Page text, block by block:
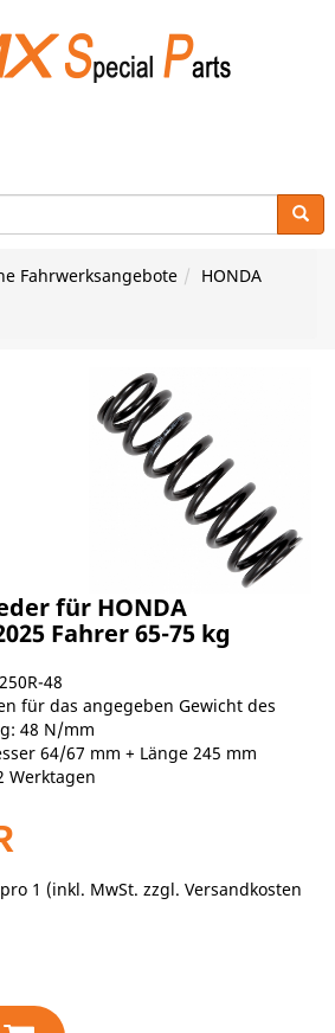
Fahrwerksangebote
HONDA
für HONDA
Fahrer 65-75 kg
48
für das angegeben Gewicht des
48 N/mm
64/67 mm + Länge 245 mm
Werktagen
1 (inkl. MwSt. zzgl. Versandkosten